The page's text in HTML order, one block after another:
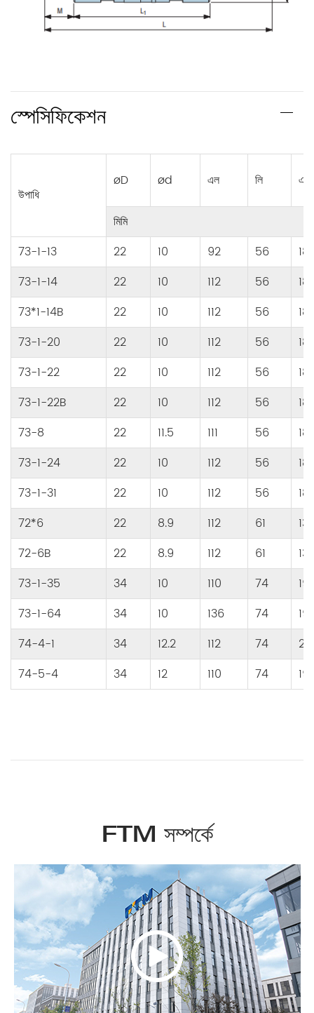
স্পেসিফিকেশন
উপাধি
øD ød এল লি এম
মিমি
73-1-13
22 10 92 56
18
73-1-14
22 10 112 56
18
73*1-14B
22 10 112 56
18
73-1-20
22 10 112 56
18
73-1-22
22 10 112 56
18
73-1-22B
22 10 112 56
18
73-8
22 11.5 111 56
18
73-1-24
22 10 112 56
18
73-1-31
22 10 112 56
18
72*6
22 8.9 112 61
13
72-6B
22 8.9 112 61
13
73-1-35
34 10 110 74
19
73-1-64
34 10 136 74
19
74-4-1
34 12.2 112 74
74-5-4
34 12 110 74 19
FTM সম্পর্কে